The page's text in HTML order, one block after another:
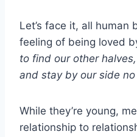
Let’s face it, all human
feeling of being loved
to find our other
and stay by our side
While they’re young,
relationship to